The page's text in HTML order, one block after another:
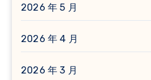
2026 年 5 月
2026 年 4 月
2026 年 3 月